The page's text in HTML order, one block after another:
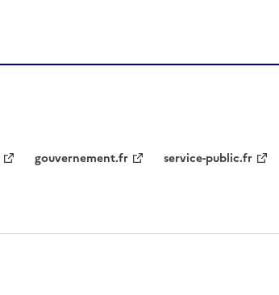
gouvernement.fr service-public.fr